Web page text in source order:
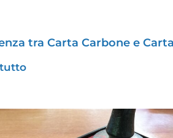
tra Carta Carbone e